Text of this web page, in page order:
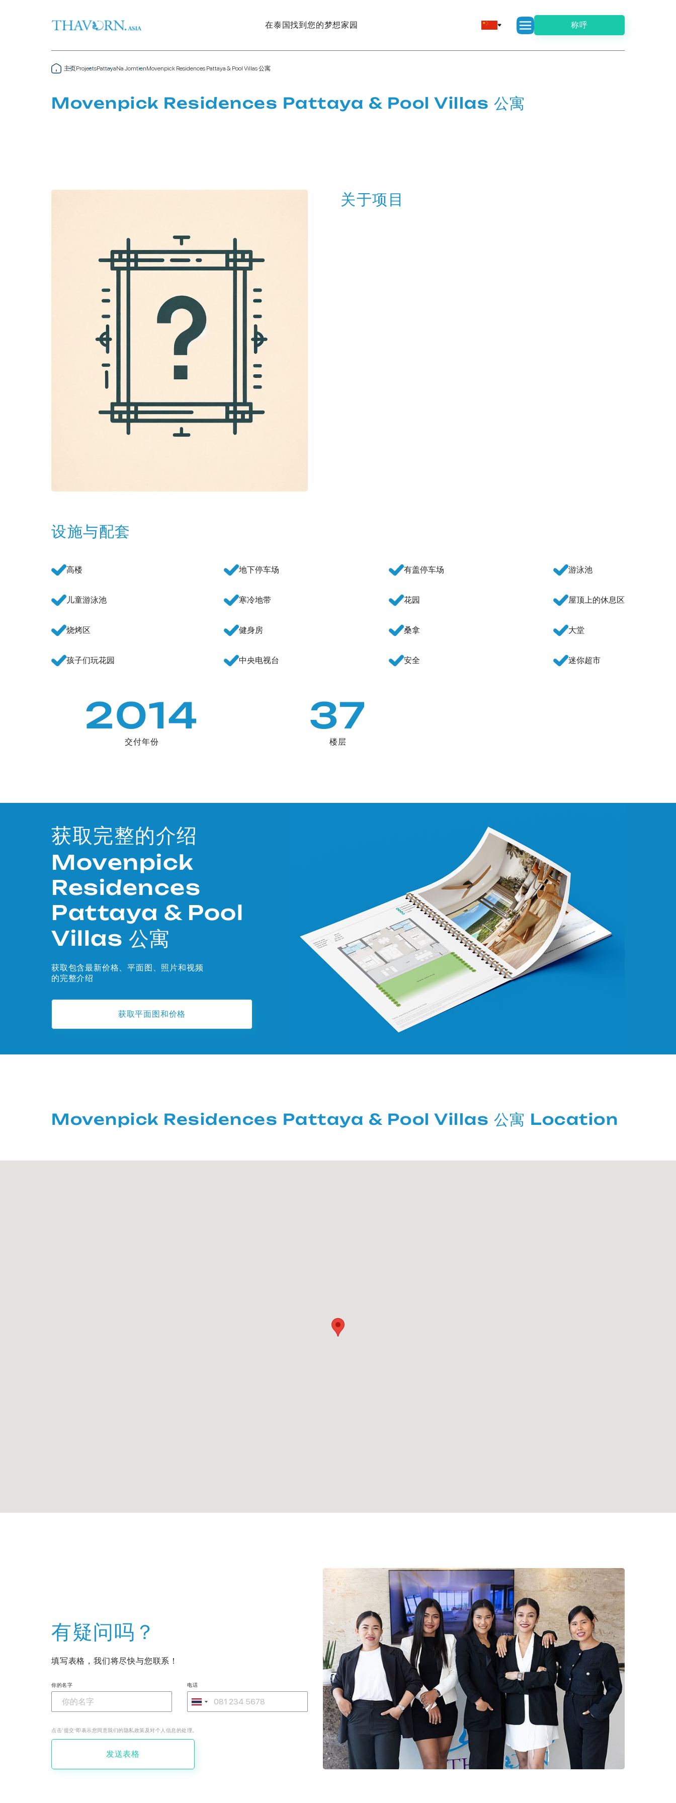
在泰国找到您的梦想家园 称呼
主页ProjectsPattayaNa JomtienMovenpick Residences Pattaya & Pool Villas 公寓
Movenpick Residences Pattaya & Pool Villas 公寓
关于项目
设施与配套
高楼 地下停车场 有盖停车场 游泳池
儿童游泳池 寒冷地带 花园 屋顶上的休息区
烧烤区 健身房 桑拿 大堂
孩子们玩花园 中央电视台 安全 迷你超市
2014
交付年份
37
楼层
获取完整的介绍
Movenpick
Residences
Pattaya & Pool
Villas 公寓
获取包含最新价格、平面图、照片和视频
的完整介绍
获取平面图和价格
Movenpick Residences Pattaya & Pool Villas 公寓 Location
有疑问吗？
填写表格，我们将尽快与您联系！
你的名字 电话
点击‘提交’即表示您同意我们的隐私政策及对个人信息的处理。
发送表格